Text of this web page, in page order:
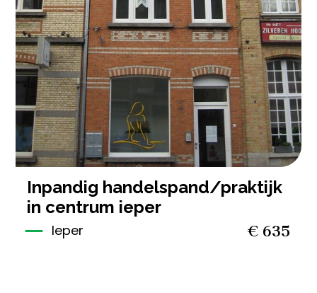
inpandig handelspand/praktijk
in centrum ieper
Ieper € 635